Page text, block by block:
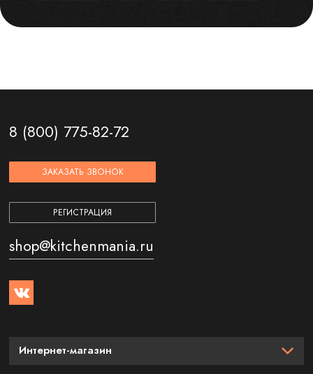
8 (800) 775-82-72
ЗАКАЗАТЬ ЗВОНОК
РЕГИСТРАЦИЯ
shop@kitchenmania.ru
Интернет-магазин